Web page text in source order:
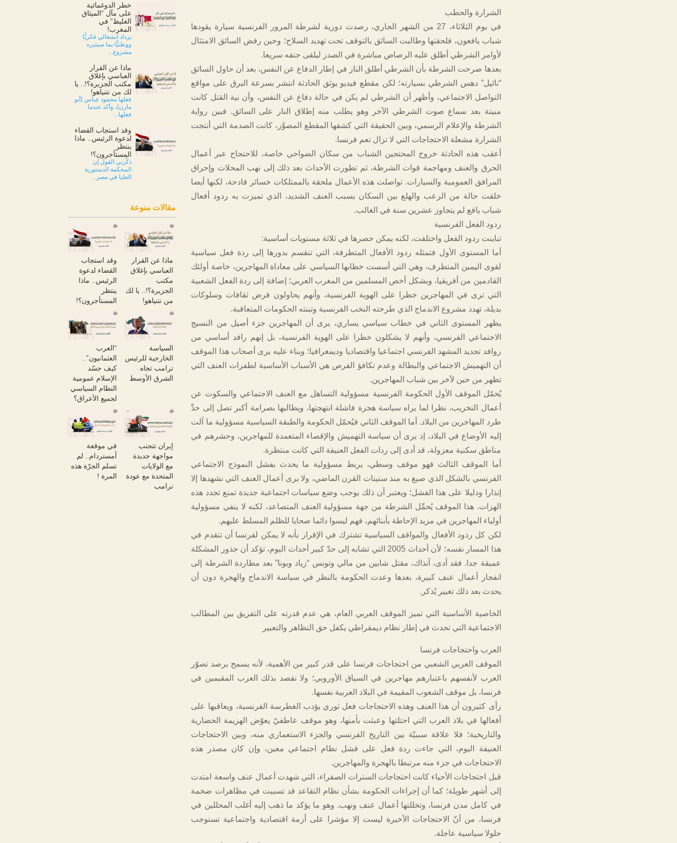
خطر الدوغمائية
على مآل “الميثاق
الغليظ” في
المغرب!
يزداد انشغالي فكريًّا
ووطنيًّا بما سيثيره
مشروع...
ماذا عن القرار
العباسي بإغلاق
مكتب الجزيرة؟!.. يا
لك من نتنياهو!
فعلها محمود عباس (أبو
مازن)، وأكد عندما
فعلها...
وقد استجاب القضاء
لدعوة الرئيس.. ماذا
ينتظر
المستأجرون؟!
ذكّرني القول إن
المحكمة الدستورية
العليا في مصر...
مقالات منوعة
ماذا عن القرار
العباسي بإغلاق
مكتب
الجزيرة؟!.. يا لك
من نتنياهو!
وقد استجاب
القضاء لدعوة
الرئيس.. ماذا
ينتظر
المستأجرون؟!
السياسة
الخارجية للرئيس
ترامب تجاه
الشرق الأوسط
“العرب
العثمانيون”..
كيف جسّد
الإسلام عمومية
النظام السياسي
لجميع الأعراق؟
إيران تتجنب
مواجهة جديدة
مع الولايات
المتحدة مع عودة
ترامب
في موقعة
أمستردام.. لم
تسلم الجرّة هذه
المرة !
الشرارة والحطب
في يوم الثلاثاء، 27 من الشهر الجاري، رصدت دورية لشرطة المرور الفرنسية سيارة يقودها
شباب يافعون، فلحقتها وطالبت السائق بالتوقف تحت تهديد السلاح؛ وحين رفض السائق الامتثال
لأوامر الشرطي أطلق عليه الرصاص مباشرة في الصدر ليلقى حتفه سريعا.
بعدها صرحت الشرطة بأن الشرطي أطلق النار في إطار الدفاع عن النفس، بعد أن حاول السائق
“نائيل” دهس الشرطي بسيارته؛ لكن مقطع فيديو يوثق الحادثة انتشر بسرعة البرق على مواقع
التواصل الاجتماعي، وأظهر أن الشرطي لم يكن في حالة دفاع عن النفس، وأن نية القتل كانت
مبيتة بعد سماع صوت الشرطي الآخر وهو يطلب منه إطلاق النار على السائق. فبين رواية
الشرطة والإعلام الرسمي، وبين الحقيقة التي كشفها المقطع المصوَّر، كانت الصدمة التي أنتجت
الشرارة مشعلة الاحتجاجات التي لا تزال تعم فرنسا.
أعقب هذه الحادثة خروج المحتجين الشباب من سكان الضواحي خاصة، للاحتجاج عبر أعمال
الحرق والعنف ومهاجمة قوات الشرطة، ثم تطورت الأحداث بعد ذلك إلى نهب المحلات وإحراق
المرافق العمومية والسيارات. تواصلت هذه الأعمال ملحقة بالممتلكات خسائر فادحة، لكنها أيضا
خلقت حالة من الرعب والهلع بين السكان بسبب العنف الشديد، الذي تميزت به ردود أفعال
شباب يافع لم يتجاوز عشرين سنة في الغالب.
ردود الفعل الفرنسية
تباينت ردود الفعل واختلفت، لكنه يمكن حصرها في ثلاثة مستويات أساسية:
أما المستوى الأول فتمثله ردود الأفعال المتطرفة، التي تنقسم بدورها إلى ردة فعل سياسية
لقوى اليمين المتطرف، وهي التي أسست خطابها السياسي على معاداة المهاجرين، خاصة أولئك
القادمين من أفريقيا، وبشكل أخص المسلمين من المغرب العربي؛ إضافة إلى ردة الفعل الشعبية
التي ترى في المهاجرين خطرا على الهوية الفرنسية، وأنهم يحاولون فرض ثقافات وسلوكات
بديلة، تهدد مشروع الاندماج الذي طرحته النخب الفرنسية وتبنته الحكومات المتعاقبة.
يظهر المستوى الثاني في خطاب سياسي يساري، يرى أن المهاجرين جزء أصيل من النسيج
الاجتماعي الفرنسي، وأنهم لا يشكلون خطرا على الهوية الفرنسية، بل إنهم رافد أساسي من
روافد تجديد المشهد الفرنسي اجتماعيا واقتصاديا وديمغرافيا؛ وبناء عليه يرى أصحاب هذا الموقف
أن التهميش الاجتماعي والبطالة وعدم تكافؤ الفرص هي الأسباب الأساسية لطفرات العنف التي
تظهر من حين لآخر بين شباب المهاجرين.
يُحمّل الموقف الأول الحكومة الفرنسية مسؤولية التساهل مع العنف الاجتماعي والسكوت عن
أعمال التخريب، نظرا لما يراه سياسة هجرة فاشلة انتهجتها، ويطالبها بصرامة أكبر تصل إلى حدِّ
طرد المهاجرين من البلاد. أما الموقف الثاني فيُحمّل الحكومة والطبقة السياسية مسؤولية ما آلت
إليه الأوضاع في البلاد، إذ يرى أن سياسة التهميش والإقصاء المتعمدة للمهاجرين، وحشرهم في
مناطق سكنية معزولة، قد أدى إلى ردات الفعل العنيفة التي كانت منتظرة.
أما الموقف الثالث فهو موقف وسطي، يربط مسؤولية ما يحدث بفشل النموذج الاجتماعي
الفرنسي بالشكل الذي صيغ به منذ ستينات القرن الماضي، ولا يرى أعمال العنف التي نشهدها إلا
إنذارا ودليلا على هذا الفشل؛ ويعتبر أن ذلك يوجب وضع سياسات اجتماعية جديدة تمنع تجدد هذه
الهزات. هذا الموقف يُحمِّل الشرطة من جهة مسؤولية العنف المتصاعد، لكنه لا ينفي مسؤولية
أولياء المهاجرين في مزيد الإحاطة بأبنائهم، فهم ليسوا دائما ضحايا للظلم المسلط عليهم.
لكن كل ردود الأفعال والمواقف السياسية تشترك في الإقرار بأنه لا يمكن لفرنسا أن تتقدم في
هذا المسار نفسه؛ لأن أحداث 2005 التي تشابه إلى حدّ كبير أحداث اليوم، تؤكد أن جذور المشكلة
عميقة جدا. فقد أدى، آنذاك، مقتل شابين من مالي وتونس “زياد وبونا” بعد مطاردة الشرطة إلى
انفجار أعمال عنف كبيرة، بعدها وعدت الحكومة بالنظر في سياسة الاندماج والهجرة دون أن
يحدث بعد ذلك تغيير يُذكر.
الخاصية الأساسية التي تميز الموقف العربي العام، هي عدم قدرته على التفريق بين المطالب
الاجتماعية التي تحدث في إطار نظام ديمقراطي يكفل حق التظاهر والتعبير
العرب واحتجاجات فرنسا
الموقف العربي الشعبي من احتجاجات فرنسا على قدر كبير من الأهمية، لأنه يسمح برصد تصوّر
العرب لأنفسهم باعتبارهم مهاجرين في السياق الأوروبي؛ ولا نقصد بذلك العرب المقيمين في
فرنسا، بل موقف الشعوب المقيمة في البلاد العربية نفسها.
رأى كثيرون أن هذا العنف وهذه الاحتجاجات فعل ثوري يؤدب الغطرسة الفرنسية، ويعاقبها على
أفعالها في بلاد العرب التي احتلتها وعبثت بأمنها، وهو موقف عاطفيّ يعوّض الهزيمة الحضارية
والتاريخية؛ فلا علاقة سببيّة بين التاريخ الفرنسي والجزء الاستعماري منه، وبين الاحتجاجات
العنيفة اليوم، التي جاءت ردة فعل على فشل نظام اجتماعي معين، وإن كان مصدر هذه
الاحتجاجات في جزء منه مرتبطا بالهجرة والمهاجرين.
قبل احتجاجات الأحياء كانت احتجاجات السترات الصفراء، التي شهدت أعمال عنف واسعة امتدت
إلى أشهر طويلة؛ كما أن إجراءات الحكومة بشأن نظام التقاعد قد تسببت في مظاهرات ضخمة
في كامل مدن فرنسا، وتخللتها أعمال عنف ونهب. وهو ما يؤكد ما ذهب إليه أغلب المحللين في
فرنسا، من أنّ الاحتجاجات الأخيرة ليست إلا مؤشرا على أزمة اقتصادية واجتماعية تستوجب
حلولا سياسية عاجلة.